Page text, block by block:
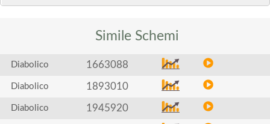
Simile Schemi
Diabolico 1663088
Diabolico 1893010
Diabolico 1945920